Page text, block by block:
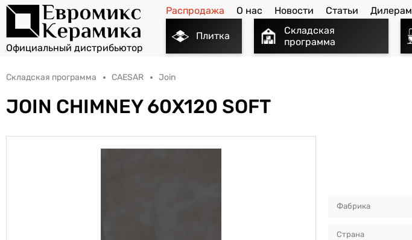
Распродажа О нас Новости Статьи Дилерам
Плитка
Складская
программа
Складская программа CAESAR Join
JOIN CHIMNEY 60X120 SOFT
Фабрика
Страна